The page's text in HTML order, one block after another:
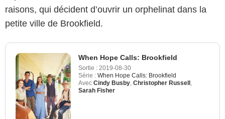
raisons, qui décident d’ouvrir un orphelinat dans la
petite ville de Brookfield.
When Hope Calls: Brookfield
Sortie : 2019-08-30
Série : When Hope Calls: Brookfield
Avec Cindy Busby Christopher Russell
Sarah Fisher